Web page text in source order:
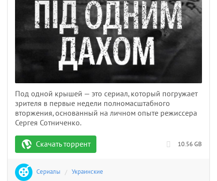
Под одной крышей — это сериал, который погружает
зрителя в первые недели полномасштабного
вторжения, основанный на личном опыте режиссера
Сергея Сотниченко.
Скачать торрент 10.56 GB
Сериалы / Украинские